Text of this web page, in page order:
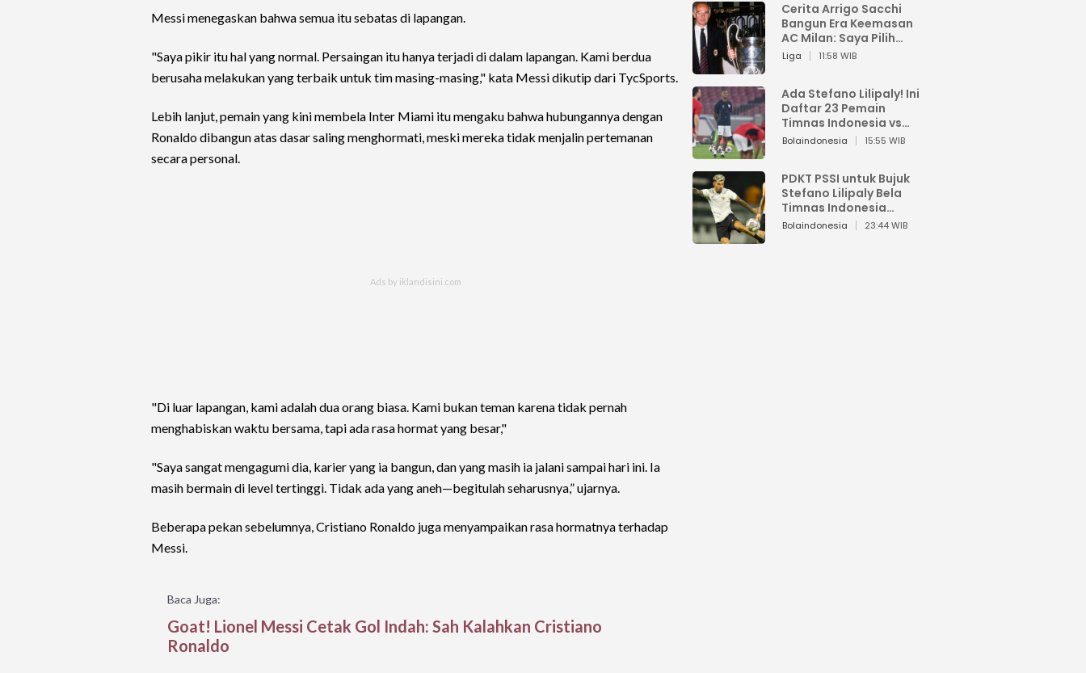
Messi menegaskan bahwa semua itu sebatas di lapangan.
"Saya pikir itu hal yang normal. Persaingan itu hanya terjadi di dalam lapangan. Kami berdua
berusaha melakukan yang terbaik untuk tim masing-masing," kata Messi dikutip dari TycSports.
Lebih lanjut, pemain yang kini membela Inter Miami itu mengaku bahwa hubungannya dengan
Ronaldo dibangun atas dasar saling menghormati, meski mereka tidak menjalin pertemanan
secara personal.
"Di luar lapangan, kami adalah dua orang biasa. Kami bukan teman karena tidak pernah
menghabiskan waktu bersama, tapi ada rasa hormat yang besar,"
"Saya sangat mengagumi dia, karier yang ia bangun, dan yang masih ia jalani sampai hari ini. Ia
masih bermain di level tertinggi. Tidak ada yang aneh—begitulah seharusnya,” ujarnya.
Beberapa pekan sebelumnya, Cristiano Ronaldo juga menyampaikan rasa hormatnya terhadap
Messi.
Baca Juga:
Goat! Lionel Messi Cetak Gol Indah: Sah Kalahkan Cristiano
Ronaldo
Cerita Arrigo Sacchi
Bangun Era Keemasan
AC Milan: Saya Pilih
Pemain dari Isi Otaknya
Liga 11:58 WIB
Ada Stefano Lilipaly! Ini
Daftar 23 Pemain
Timnas Indonesia vs
China
Bolaindonesia 15:55 WIB
PDKT PSSI untuk Bujuk
Stefano Lilipaly Bela
Timnas Indonesia
Berakhir Berantakan
Bolaindonesia 23:44 WIB